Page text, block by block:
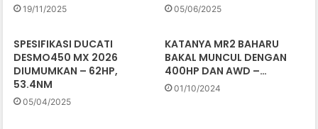
19/11/2025 05/06/2025
SPESIFIKASI DUCATI
DESMO450 MX 2026
DIUMUMKAN – 62HP,
53.4NM
05/04/2025
KATANYA MR2 BAHARU
BAKAL MUNCUL DENGAN
400HP DAN AWD –…
01/10/2024